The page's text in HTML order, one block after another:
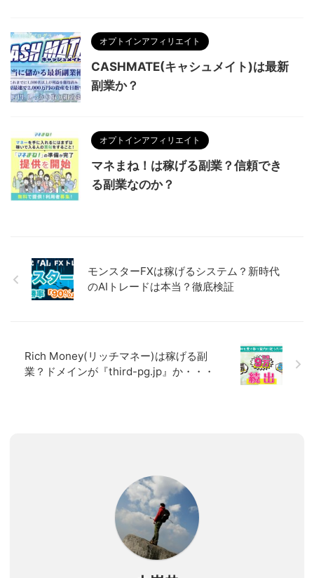
オプトインアフィリエイト
CASHMATE(キャシュメイト)は最新
副業か？
オプトインアフィリエイト
マネまね！は稼げる副業？信頼でき
る副業なのか？
モンスターFXは稼げるシステム？新時代
のAIトレードは本当？徹底検証
Rich Money(リッチマネー)は稼げる副
業？ドメインが『third-pg.jp』か・・・